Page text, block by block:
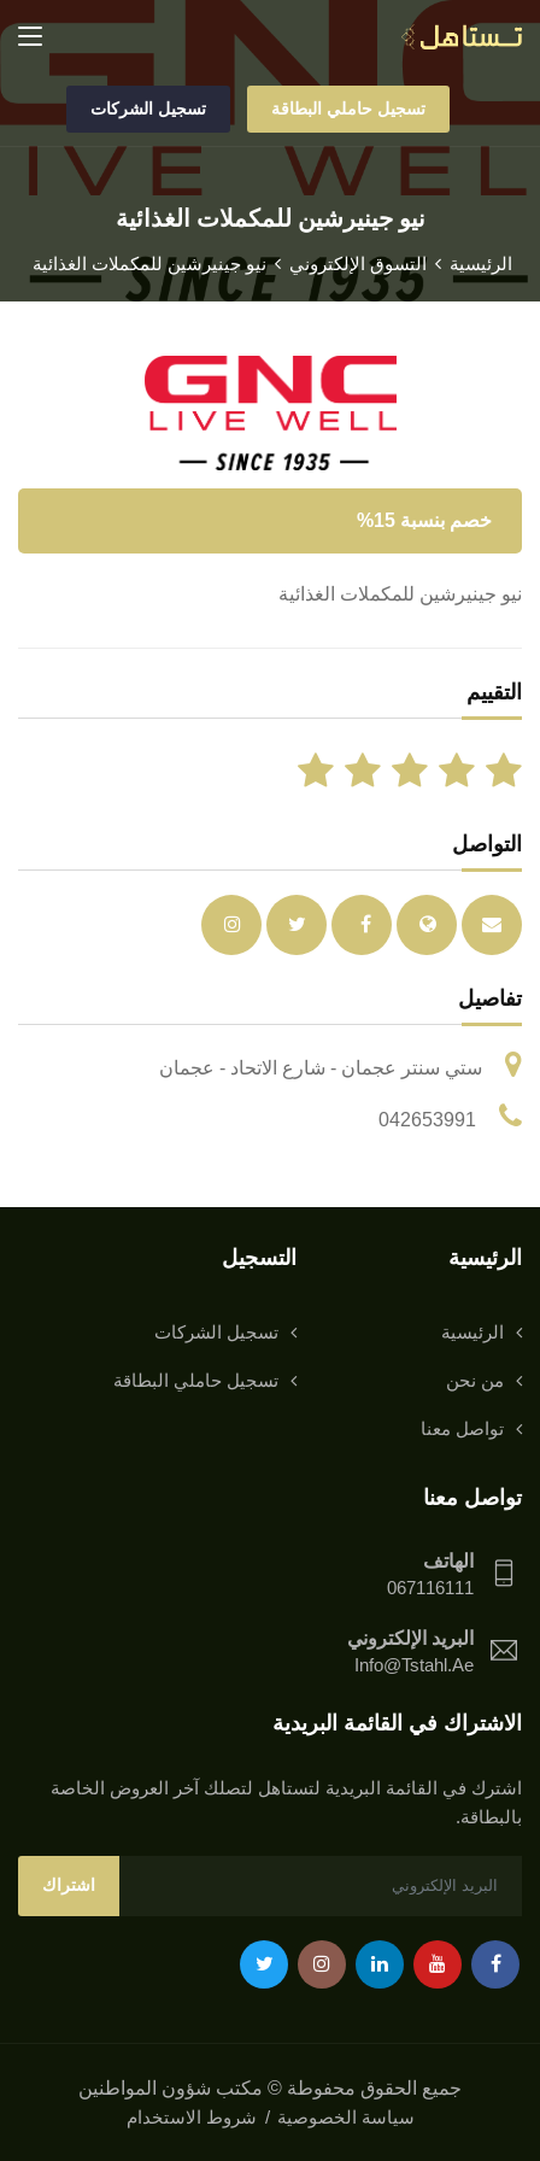
تسجيل حاملي البطاقة تسجيل الشركات
نيو جينيرشين للمكملات الغذائية
الرئيسية التسوق الإلكتروني نيو جينيرشين للمكملات الغذائية
خصم بنسبة 15%
نيو جينيرشين للمكملات الغذائية
التقييم
التواصل
تفاصيل
ستي سنتر عجمان - شارع الاتحاد - عجمان
الرئيسية
الرئيسية
من نحن
تواصل معنا
التسجيل
تسجيل الشركات
تسجيل حاملي البطاقة
تواصل معنا
الهاتف
067116111
البريد الإلكتروني
Info@tstahl.ae
الاشتراك في القائمة البريدية
اشترك في القائمة البريدية لتستاهل لتصلك آخر العروض الخاصة
بالبطاقة.
اشتراك
جميع الحقوق محفوطة © مكتب شؤون المواطنين
سياسة الخصوصية
شروط الاستخدام